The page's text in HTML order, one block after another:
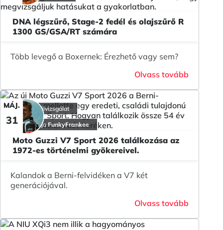
DNA légszűrő, Stage-2 fedél és olajszűrő R
1300 GS/GSA/RT számára
Több levegő a Boxernek: Érezhető vagy sem?
Olvass tovább
Moto Guzzi V7 Sport 2026 találkozása az
1972-es történelmi gyökereivel.
Teszt felülvizsgálat
a cikk írójaFunkyFrankee
MÁJ.
31
Kalandok a Berni-felvidéken a V7 két
generációjával.
Olvass tovább